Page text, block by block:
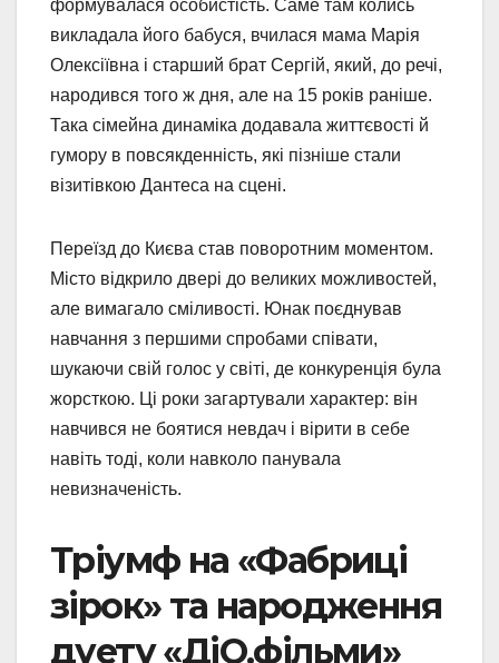
формувалася особистість. Саме там колись
викладала його бабуся, вчилася мама Марія
Олексіївна і старший брат Сергій, який, до речі,
народився того ж дня, але на 15 років раніше.
Така сімейна динаміка додавала життєвості й
гумору в повсякденність, які пізніше стали
візитівкою Дантеса на сцені.
Переїзд до Києва став поворотним моментом.
Місто відкрило двері до великих можливостей,
але вимагало сміливості. Юнак поєднував
навчання з першими спробами співати,
шукаючи свій голос у світі, де конкуренція була
жорсткою. Ці роки загартували характер: він
навчився не боятися невдач і вірити в себе
навіть тоді, коли навколо панувала
невизначеність.
Тріумф на «Фабриці
зірок» та народження
дуету «ДіО.фільми»